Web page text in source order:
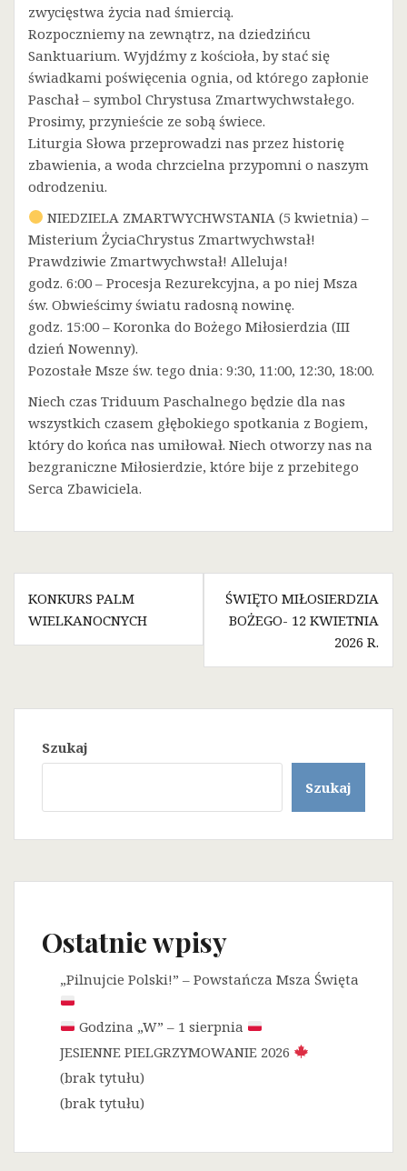
zwycięstwa życia nad śmiercią.
Rozpoczniemy na zewnątrz, na dziedzińcu
Sanktuarium. Wyjdźmy z kościoła, by stać się
świadkami poświęcenia ognia, od którego zapłonie
Paschał – symbol Chrystusa Zmartwychwstałego.
Prosimy, przynieście ze sobą świece.
Liturgia Słowa przeprowadzi nas przez historię
zbawienia, a woda chrzcielna przypomni o naszym
odrodzeniu.
NIEDZIELA ZMARTWYCHWSTANIA (5 kwietnia) –
Misterium ŻyciaChrystus Zmartwychwstał!
Prawdziwie Zmartwychwstał! Alleluja!
godz. 6:00 – Procesja Rezurekcyjna, a po niej Msza
św. Obwieścimy światu radosną nowinę.
godz. 15:00 – Koronka do Bożego Miłosierdzia (III
dzień Nowenny).
Pozostałe Msze św. tego dnia: 9:30, 11:00, 12:30, 18:00.
Niech czas Triduum Paschalnego będzie dla nas
wszystkich czasem głębokiego spotkania z Bogiem,
który do końca nas umiłował. Niech otworzy nas na
bezgraniczne Miłosierdzie, które bije z przebitego
Serca Zbawiciela.
Nawigacja
wpisu
KONKURS PALM
WIELKANOCNYCH
ŚWIĘTO MIŁOSIERDZIA
BOŻEGO- 12 KWIETNIA
2026 R.
Szukaj
Szukaj
Ostatnie wpisy
„Pilnujcie Polski!” – Powstańcza Msza Święta
Godzina „W” – 1 sierpnia
JESIENNE PIELGRZYMOWANIE 2026
(brak tytułu)
(brak tytułu)